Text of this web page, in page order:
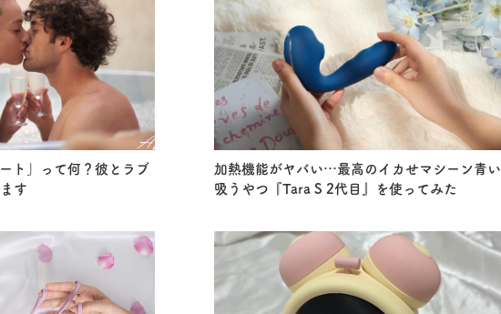
ト」って何？彼とラブ
す
加熱機能がヤバい…最高のイカせマシーン青い
吸うやつ『Tara S 2代目』を使ってみた